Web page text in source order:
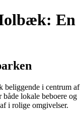
En
beliggende i centrum af
lokale beboere og
i rolige omgivelser.